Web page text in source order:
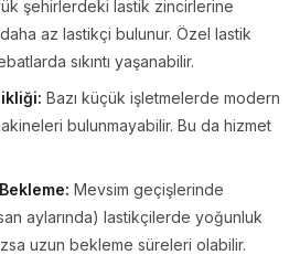
şehirlerdeki lastik zincirlerine
az lastikçi bulunur. Özel lastik
sıkıntı yaşanabilir.
Bazı küçük işletmelerde modern
bulunmayabilir. Bu da hizmet
Mevsim geçişlerinde
aylarında) lastikçilerde yoğunluk
uzun bekleme süreleri olabilir.